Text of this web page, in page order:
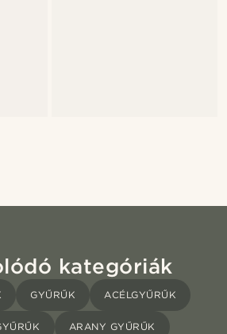
kategóriák
GYŰRŰK ACÉLGYŰRŰK
ARANY GYŰRŰK